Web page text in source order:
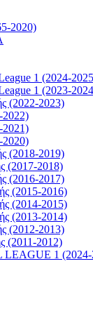
2020)
1 (2024-
1 (2023-
(2022-2023)
2022)
2021)
2020)
(2018-2019)
(2017-2018)
(2016-2017)
(2015-2016)
(2014-2015)
(2013-2014)
(2012-2013)
(2011-2012)
1 (2024-